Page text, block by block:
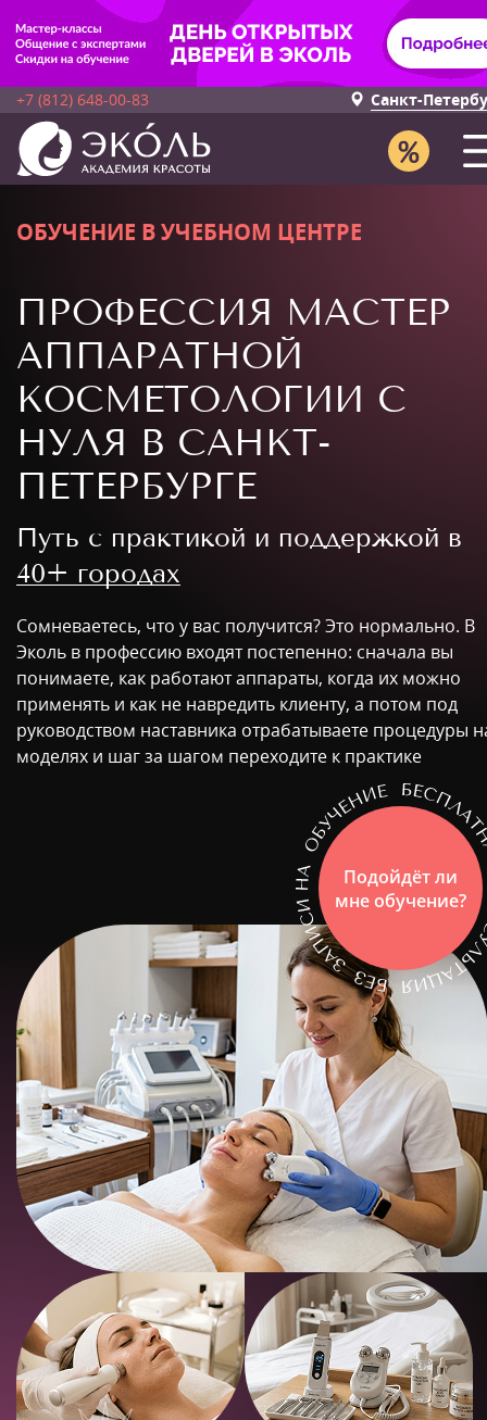
+7 (812) 648-00-83 Санкт-
ОБУЧЕНИЕ В УЧЕБНОМ ЦЕНТРЕ
ПРОФЕССИЯ МАСТЕР
АППАРАТНОЙ
КОСМЕТОЛОГИИ С
НУЛЯ В САНКТ-
ПЕТЕРБУРГЕ
Путь с практикой и поддержкой в
40+ городах
Сомневаетесь, что у вас получится? Это нормально. В
Эколь в профессию входят постепенно: сначала вы
понимаете, как работают аппараты, когда их можно
применять и как не навредить клиенту, а потом под
руководством наставника отрабатываете процедуры
моделях и шаг за шагом переходите к практике
Подойдёт ли
мне обучение?